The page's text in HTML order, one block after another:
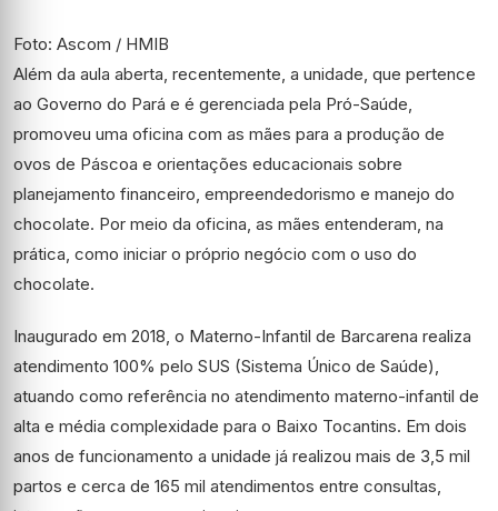
Foto: Ascom / HMIB
Além da aula aberta, recentemente, a unidade, que pertence
ao Governo do Pará e é gerenciada pela Pró-Saúde,
promoveu uma oficina com as mães para a produção de
ovos de Páscoa e orientações educacionais sobre
planejamento financeiro, empreendedorismo e manejo do
chocolate. Por meio da oficina, as mães entenderam, na
prática, como iniciar o próprio negócio com o uso do
chocolate.
Inaugurado em 2018, o Materno-Infantil de Barcarena realiza
atendimento 100% pelo SUS (Sistema Único de Saúde),
atuando como referência no atendimento materno-infantil de
alta e média complexidade para o Baixo Tocantins. Em dois
anos de funcionamento a unidade já realizou mais de 3,5 mil
partos e cerca de 165 mil atendimentos entre consultas,